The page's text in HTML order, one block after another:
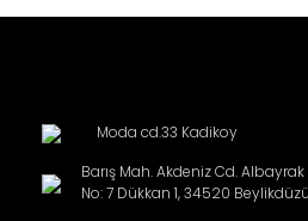
Moda cd.33 Kadikoy
Barış Mah. Akdeniz Cd.
No: 7 Dükkan 1, 34520 Beylikdüzü